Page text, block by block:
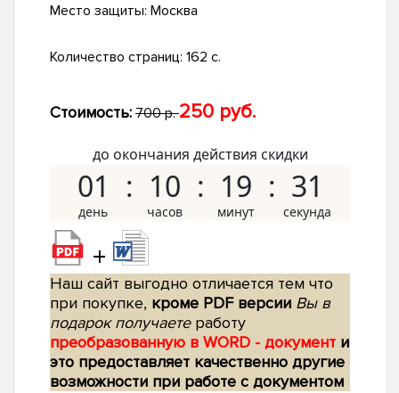
Место защиты: Москва
Количество страниц: 162 с.
Стоимость: 700 р.250 руб.
до окончания действия скидки
01 10 19 30
+
Наш сайт выгодно отличается тем что
при покупке, кроме PDF версии Вы в
подарок получаетеработу
преобразованную в WORD - документ и
это предоставляет качественно другие
возможности при работе с документом